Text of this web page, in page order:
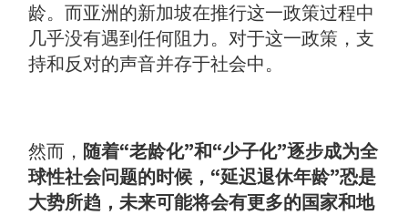
龄。而亚洲的新加坡在推行这一政策过程中
几乎没有遇到任何阻力。对于这一政策，支
持和反对的声音并存于社会中。
然而， 随着“老龄化”和“少子化”逐步成为全
球性社会问题的时候，“延迟退休年龄”恐是
大势所趋，未来可能将会有更多的国家和地